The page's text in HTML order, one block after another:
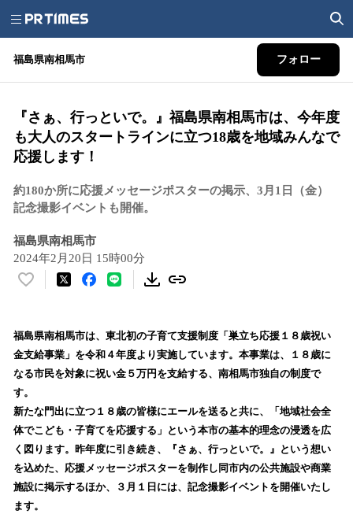
福島県南相馬市 フォロー
『さぁ、行っといで。』福島県南相馬市は、今年度
も⼤⼈のスタートラインに⽴つ18歳を地域みんなで
応援します！
約180か所に応援メッセージポスターの掲示、3月1日（金）
記念撮影イベントも開催。
福島県南相馬市
2024年2月20日 15時00分
い
！
数
を
込
み
中
で
す
福島県南相馬市は、東北初の子育て支援制度「巣立ち応援１８歳祝い
金支給事業」を令和４年度より実施しています。本事業は、１８歳に
なる市民を対象に祝い金５万円を支給する、南相馬市独自の制度で
す。
新たな門出に立つ１８歳の皆様にエールを送ると共に、「地域社会全
体でこども・子育てを応援する」という本市の基本的理念の浸透を広
く図ります。昨年度に引き続き、『さぁ、行っといで。』という想い
を込めた、応援メッセージポスターを制作し同市内の公共施設や商業
施設に掲示するほか、３月１日には、記念撮影イベントを開催いたし
ます。